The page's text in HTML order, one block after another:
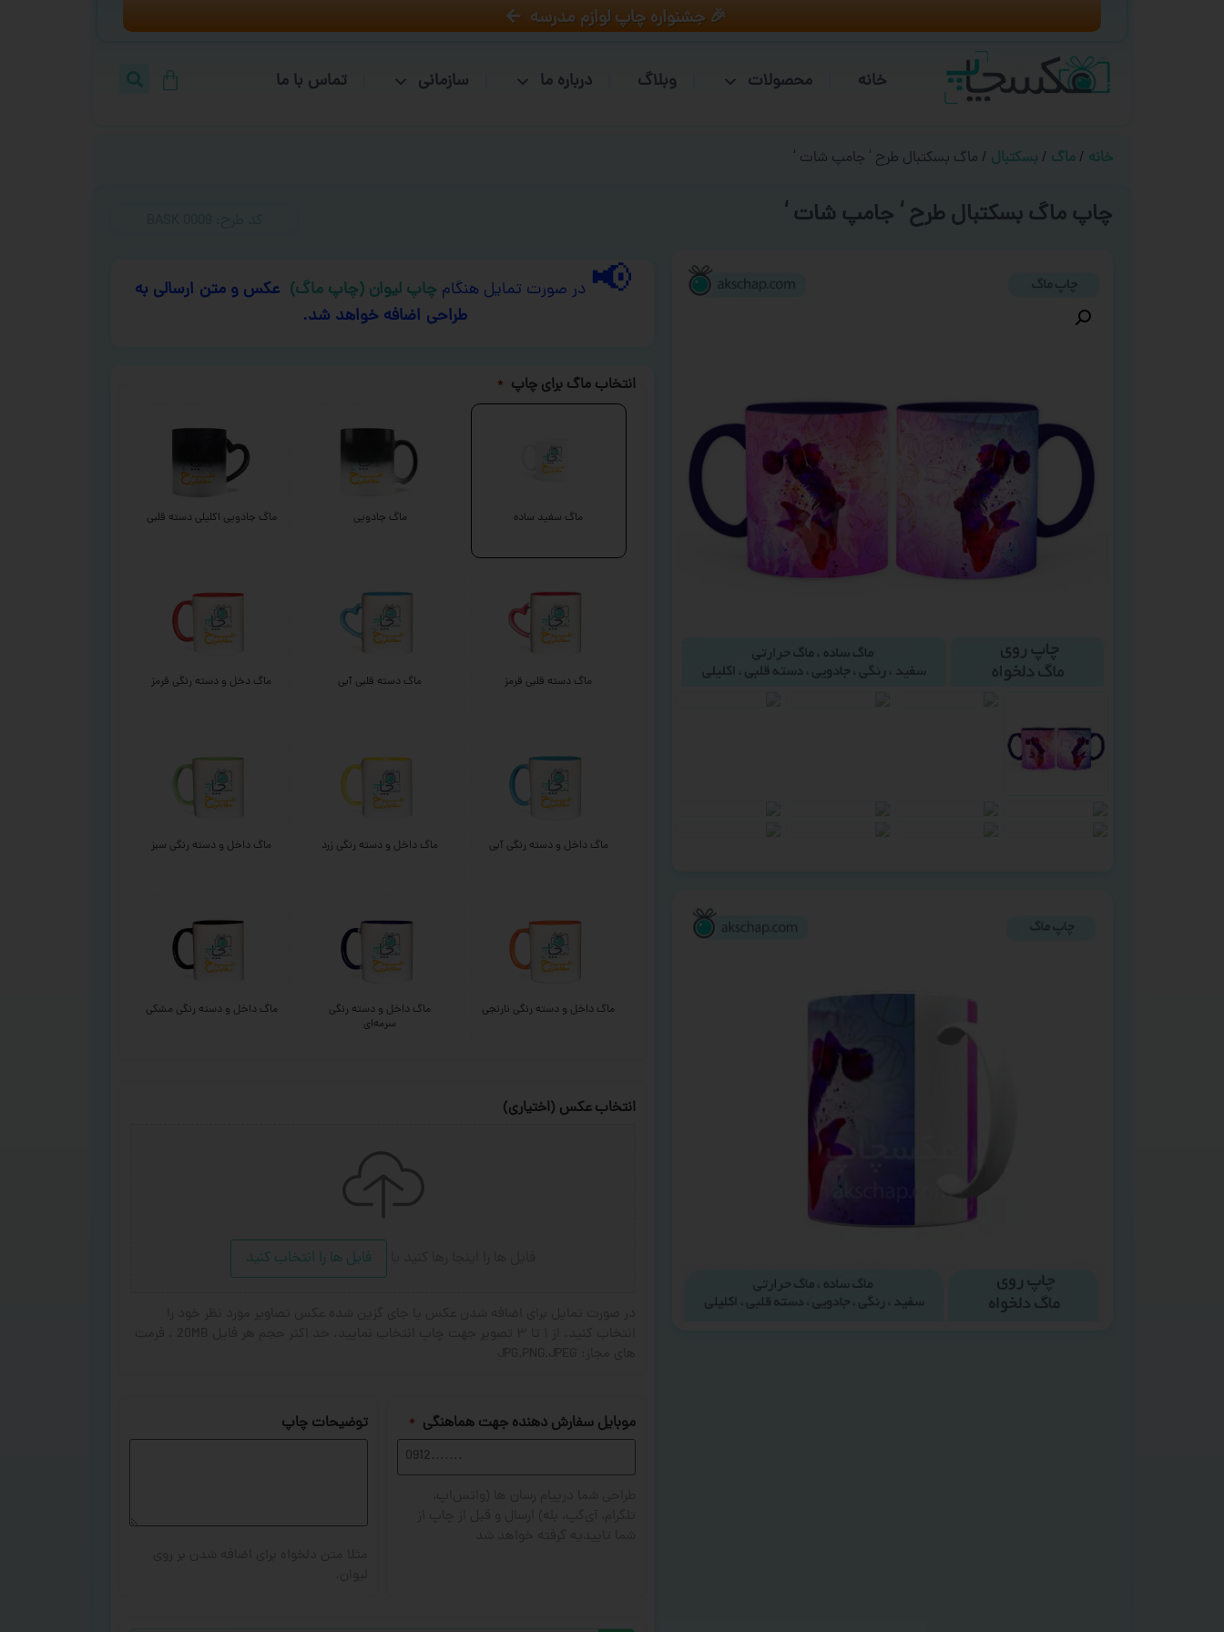
🎉 جشنواره چاپ لوازم مدرسه
خانه محصولات وبلاگ درباره ما سازمانی تماس با ما
خانه / ماگ / بسکتبال / ماگ بسکتبال طرح ‘ جامپ شات ‘
چاپ ماگ بسکتبال طرح ‘ جامپ شات ‘
📢 در صورت تمایل هنگام چاپ لیوان (چاپ ماگ) عکس و متن ارسالی به
طراحی اضافه خواهد شد.
انتخاب ماگ برای چاپ *
ماگ سفید ساده ماگ جادویی ماگ جادویی اکلیلی دسته قلبی
ماگ دسته قلبی قرمز ماگ دسته قلبی آبی ماگ دخل و دسته رنگی قرمز
ماگ داخل و دسته رنگی آبی ماگ داخل و دسته رنگی زرد ماگ داخل و دسته رنگی سبز
ماگ داخل و دسته رنگی نارنجی
ماگ داخل و دسته رنگی
سرمه‌ای
ماگ داخل و دسته رنگی مشکی
انتخاب عکس (اختیاری)
فایل ها را انتخاب کنید
موبایل سفارش دهنده جهت هماهنگی * توضیحات چاپ